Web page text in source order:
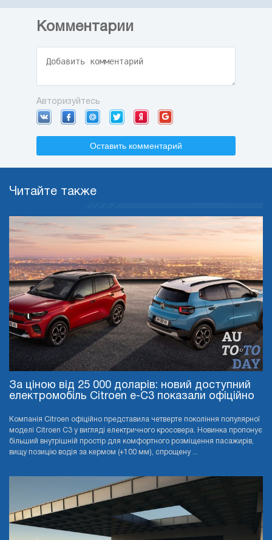
Комментарии
Авторизуйтесь
Оставить комментарий
Читайте также
За ціною від 25 000 доларів: новий доступний
електромобіль Citroen e-C3 показали офіційно
Компанія Citroen офіційно представила четверте покоління популярної
моделі Citroen C3 у вигляді електричного кросовера. Новинка пропонує
більший внутрішній простір для комфортного розміщення пасажирів,
вищу позицію водія за кермом (+100 мм), спрощену ...